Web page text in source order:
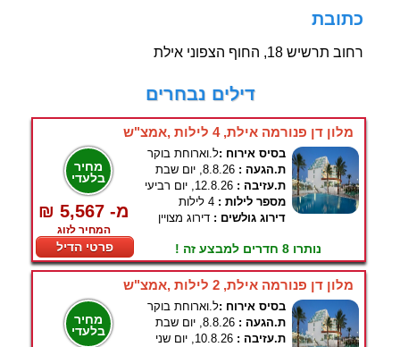
כתובת
רחוב תרשיש 18, החוף הצפוני אילת
דילים נבחרים
מלון דן פנורמה אילת, 4 לילות ,אמצ"ש
מחיר
בלעדי
₪ 5,567 -מ
המחיר לזוג
פרטי הדיל
בסיס אירוח :ל.וארוחת בוקר
ת.הגעה : 8.8.26, יום שבת
ת.עזיבה : 12.8.26, יום רביעי
מספר לילות : 4 לילות
דירוג גולשים : דירוג מצויין
נותרו 8 חדרים למבצע זה !
מלון דן פנורמה אילת, 2 לילות ,אמצ"ש
מחיר
בלעדי
בסיס אירוח :ל.וארוחת בוקר
ת.הגעה : 8.8.26, יום שבת
ת.עזיבה : 10.8.26, יום שני